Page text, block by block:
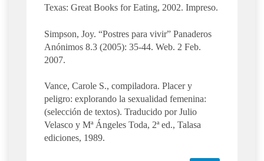
Texas: Great Books for Eating, 2002. Impreso.
Simpson, Joy. “Postres para vivir” Panaderos
Anónimos 8.3 (2005): 35-44. Web. 2 Feb.
2007.
Vance, Carole S., compiladora. Placer y
peligro: explorando la sexualidad femenina:
(selección de textos). Traducido por Julio
Velasco y Mª Ángeles Toda, 2ª ed., Talasa
ediciones, 1989.